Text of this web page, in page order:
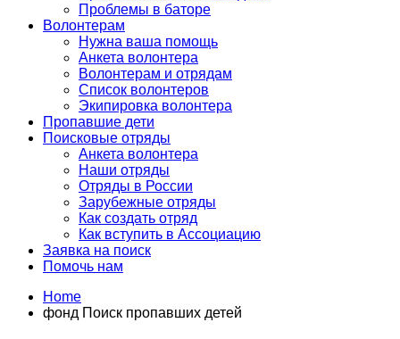
Проблемы в баторе
Волонтерам
Нужна ваша помощь
Анкета волонтера
Волонтерам и отрядам
Список волонтеров
Экипировка волонтера
Пропавшие дети
Поисковые отряды
Анкета волонтера
Наши отряды
Отряды в России
Зарубежные отряды
Как создать отряд
Как вступить в Ассоциацию
Заявка на поиск
Помочь нам
Home
фонд Поиск пропавших детей